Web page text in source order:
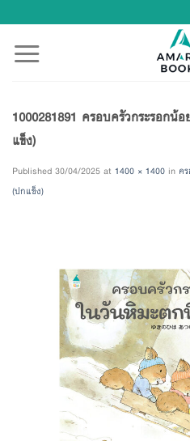
to
content
1000281891 ครอบครัวกระรอก
แข็ง)
Published 30/04/2025 at 1400 × 1400 in ค
(ปกแข็ง)